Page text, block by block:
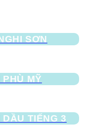
SƠN
MỸ
TIẾNG 3